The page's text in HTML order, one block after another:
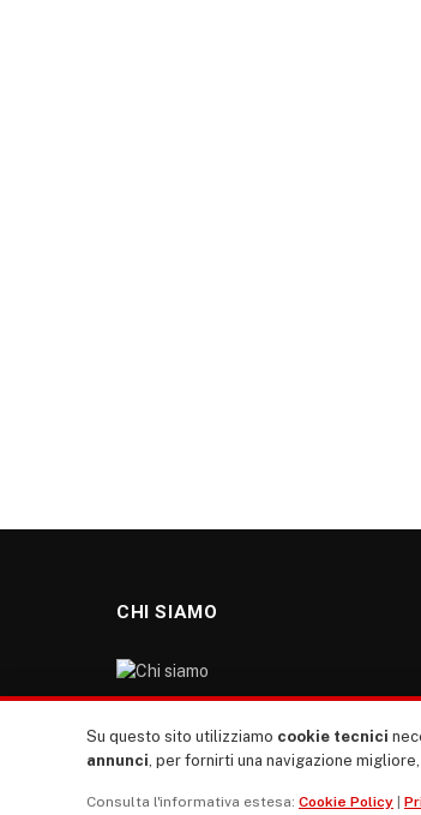
CHI SIAMO
nostro sito giornale è l’erede di
anni ‘70, “rete”, diremmo oggi, dei
Su questo sito utilizziamo cookie tecnici
annunci, per fornirti una navigazione
Consulta l'informativa estesa: Cookie Policy